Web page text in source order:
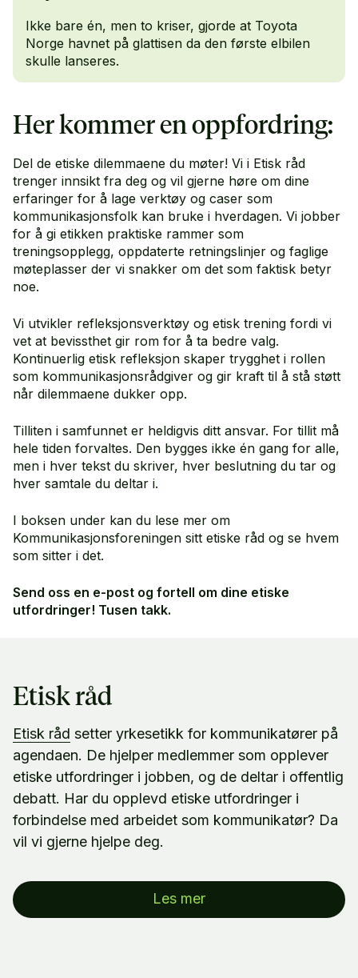
Ikke bare én, men to kriser, gjorde at Toyota
Norge havnet på glattisen da den første elbilen
skulle lanseres.
Her kommer en oppfordring:
Del de etiske dilemmaene du møter! Vi i Etisk råd
trenger innsikt fra deg og vil gjerne høre om dine
erfaringer for å lage verktøy og caser som
kommunikasjonsfolk kan bruke i hverdagen. Vi jobber
for å gi etikken praktiske rammer som
treningsopplegg, oppdaterte retningslinjer og faglige
møteplasser der vi snakker om det som faktisk betyr
noe.
Vi utvikler refleksjonsverktøy og etisk trening fordi vi
vet at bevissthet gir rom for å ta bedre valg.
Kontinuerlig etisk refleksjon skaper trygghet i rollen
som kommunikasjonsrådgiver og gir kraft til å stå støtt
når dilemmaene dukker opp.
Tilliten i samfunnet er heldigvis ditt ansvar. For tillit må
hele tiden forvaltes. Den bygges ikke én gang for alle,
men i hver tekst du skriver, hver beslutning du tar og
hver samtale du deltar i.
I boksen under kan du lese mer om
Kommunikasjonsforeningen sitt etiske råd og se hvem
som sitter i det.
Send oss en e-post og fortell om dine etiske
utfordringer! Tusen takk.
Etisk råd
Etisk råd setter yrkesetikk for kommunikatører på
agendaen. De hjelper medlemmer som opplever
etiske utfordringer i jobben, og de deltar i offentlig
debatt. Har du opplevd etiske utfordringer i
forbindelse med arbeidet som kommunikatør? Da
vil vi gjerne hjelpe deg.
Les mer